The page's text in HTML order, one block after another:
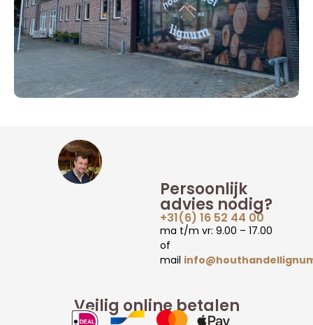
Veilig online betalen
Persoonlijk
advies nodig?
+31(6) 16 52 44 00
ma t/m vr: 9.00 – 17.00
of
mail